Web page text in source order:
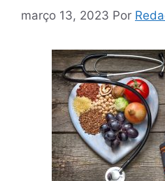
março 13, 2023 Por